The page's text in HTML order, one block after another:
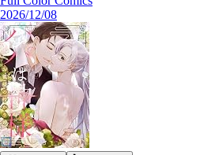
2026/12/08